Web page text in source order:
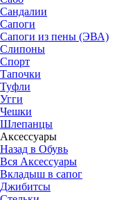
Сандалии
Сапоги
Сапоги из пены (ЭВА)
Слипоны
Спорт
Тапочки
Туфли
Угги
Чешки
Шлепанцы
Аксессуары
Назад в Обувь
Вся Аксессуары
Вкладыш в сапог
Джибитсы